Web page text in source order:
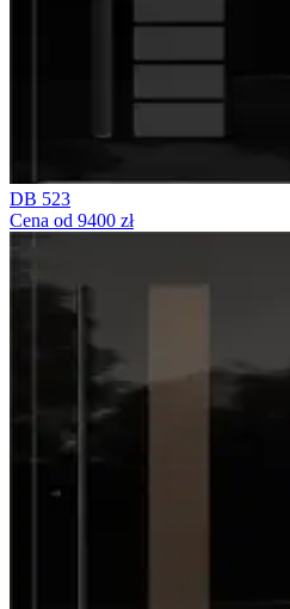
DB 523
Cena od 9400 zł